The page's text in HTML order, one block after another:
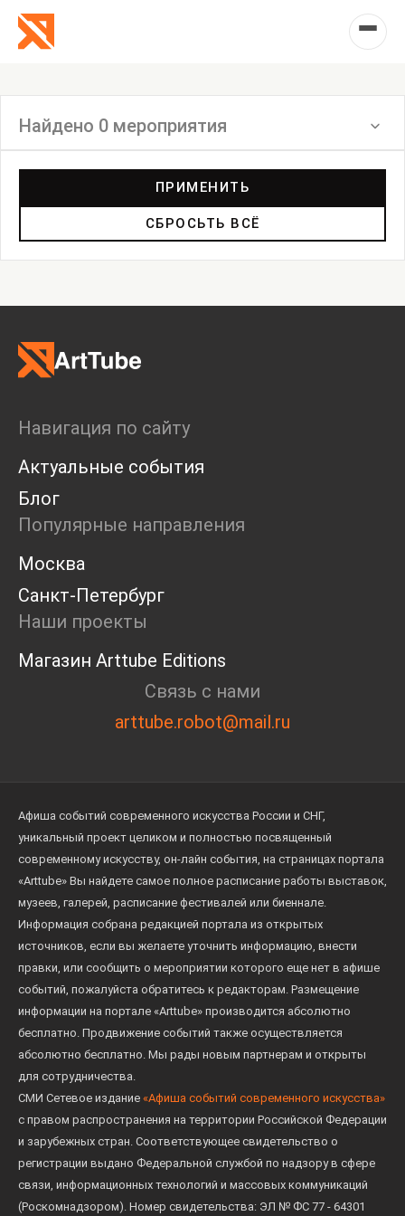
Найдено 0 мероприятия
Дискуссия
Пост-релиз
Пресс-конференция
Ярмарка
Open call
Экскурсия
Дискуссия
Cosmoscow 2024
Blazar 2024
Встречи
Круглый стол
ПРИМЕНИТЬ
СБРОСЬТЬ ВСЁ
Навигация по сайту
Актуальные события
Блог
Популярные направления
Москва
Санкт-Петербург
Наши проекты
Магазин Arttube Editions
Связь с нами
arttube.robot@mail.ru
Афиша событий современного искусства России и СНГ,
уникальный проект целиком и полностью посвященный
современному искусству, он-лайн события, на страницах портала
«Arttube» Вы найдете самое полное расписание работы выставок,
музеев, галерей, расписание фестивалей или биеннале.
Информация собрана редакцией портала из открытых
источников, если вы желаете уточнить информацию, внести
правки, или сообщить о мероприятии которого еще нет в афише
событий, пожалуйста обратитесь к редакторам. Размещение
информации на портале «Arttube» производится абсолютно
бесплатно. Продвижение событий также осуществляется
абсолютно бесплатно. Мы рады новым партнерам и открыты
для сотрудничества.
СМИ Сетевое издание «Афиша событий современного искусства»
с правом распространения на территории Российской Федерации
и зарубежных стран. Соответствующее свидетельство о
регистрации выдано Федеральной службой по надзору в сфере
связи, информационных технологий и массовых коммуникаций
(Роскомнадзором). Номер свидетельства: ЭЛ № ФС 77 - 64301